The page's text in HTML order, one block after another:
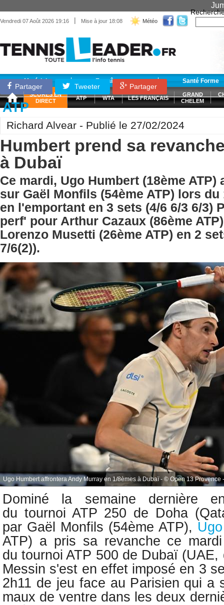
Vendredi 07 Août 2026 19:16 | Mise à jour 18:08 Météo
Matériel Entraînement Santé Forme
SCORES EN
DIRECT
ATP WTA LES FRANÇAIS
GRAND
CHELEM
Partager Tweeter Partager
ATP
Richard Alvear - Publié le 27/02/2024
Humbert prend sa
à Dubaï
Ce mardi, Ugo Humbert (18ème
sur Gaël Monfils (54ème ATP) lors
en l'emportant en 3 sets (4/6 6/3 6/3)
perf' pour Arthur Cazaux (86ème
Lorenzo Musetti (26ème ATP) en 2
7/6(2)).
Ugo Humbert affrontera Andy Murray en 1/8èmes à Dubaï - © Open 13 Provence
Dominé la semaine dernière
du tournoi ATP 250 de Doha
par Gaël Monfils (54ème ATP),
ATP) a pris sa revanche ce
dutournoi ATP 500 de Dubaï (UAE,
Messin s'est en effet imposé en 3
2h11 de jeu face au Parisien qui a
maux de ventre dans les deux